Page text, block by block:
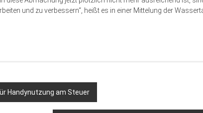
und zu verbessern“, heißt es in einer Mittelung der
Handynutzung am Steuer